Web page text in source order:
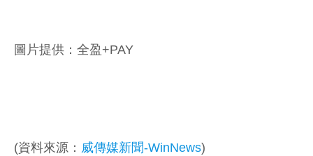
圖片提供：全盈+PAY
(資料來源： 威傳媒新聞-WinNews)